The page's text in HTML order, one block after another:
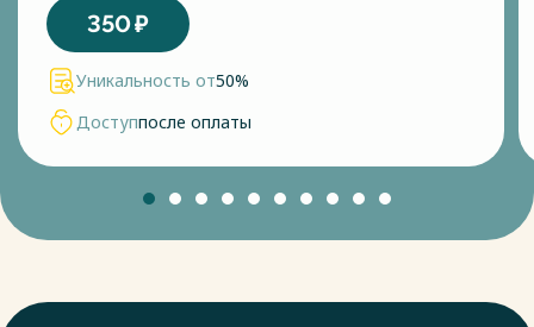
350₽
Уникальность от50%
Доступпосле оплаты